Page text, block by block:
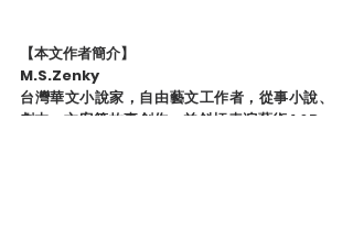
【本文作者簡介】
M.S.Zenky
台灣華文小說家，自由藝文工作者，從事小說、
劇本、文案等故事創作，並斜槓表演藝術A&R、